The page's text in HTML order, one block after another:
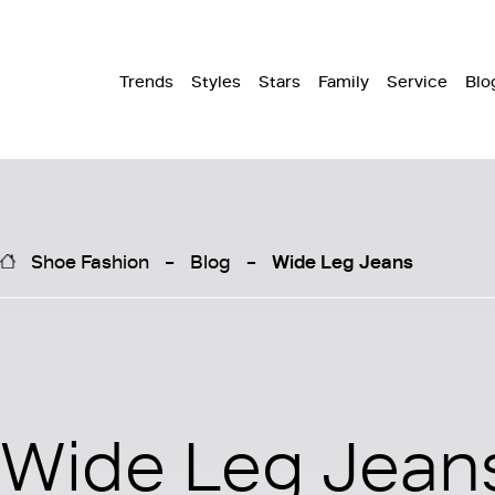
Trends Styles Stars Family Service
Shoe Fashion Blog Wide Leg Jeans
Wide Leg